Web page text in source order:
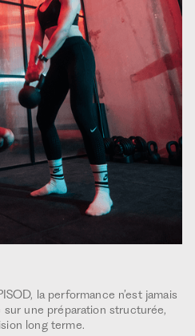
la performance n’est jamais
une préparation structurée,
long terme.